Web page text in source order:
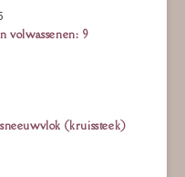
volwassenen: 9
(kruissteek)